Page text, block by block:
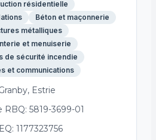
résidentielle
Béton et maçonnerie
métalliques
et menuiserie
de sécurité incendie
et communications
Estrie
RBQ: 5819-3699-01
: 1177323756